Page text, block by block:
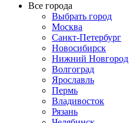
Все города
Выбрать город
Москва
Санкт-Петербург
Новосибирск
Нижний Новгород
Волгоград
Ярославль
Пермь
Владивосток
Рязань